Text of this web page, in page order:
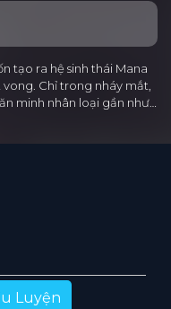
tạo ra hệ sinh thái Mana
Chỉ trong nháy mắt,
minh nhân loại gần như…
Luyện